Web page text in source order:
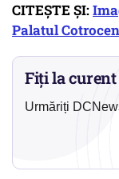
CITEȘTE ȘI:
Palatul
Fiți la
Urmăriți